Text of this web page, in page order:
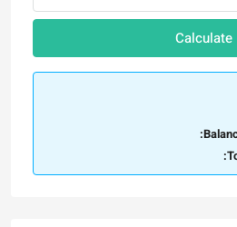
Calculate